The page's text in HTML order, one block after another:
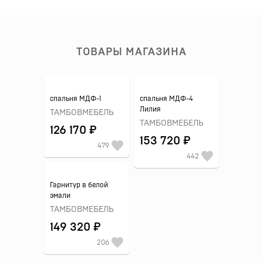
ТОВАРЫ МАГАЗИНА
спальня МДФ-1
ТАМБОВМЕБЕЛЬ
126 170 ₽
479
спальня МДФ-4
Лилия
ТАМБОВМЕБЕЛЬ
153 720 ₽
442
Гарнитур в белой
эмали
ТАМБОВМЕБЕЛЬ
149 320 ₽
206